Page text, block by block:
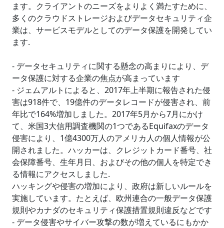
ます。クライアントのニーズをよりよく満たすために、
多くのクラウドストレージおよびデータセキュリティ企
業は、サービスモデルとしてのデータ保護を開発してい
ます.
- データセキュリティに関する懸念の高まりにより、デ
ータ保護に対する企業の焦点が高まっています
- ジェムアルトによると、2017年上半期に報告された侵
害は918件で、19億件のデータレコードが侵害され、前
年比で164%増加しました。2017年5月から7月にかけ
て、米国3大信用調査機関の1つであるEquifaxのデータ
侵害により、1億4300万人のアメリカ人の個人情報が公
開されました。ハッカーは、クレジットカード番号、社
会保障番号、生年月日、およびその他の個人を特定でき
る情報にアクセスしました.
ハッキングや侵害の増加により、政府は新しいルールを
実施しています。たとえば、欧州連合の一般データ保護
規則やカナダのセキュリティ保護措置規則違反などです
- データ侵害やサイバー攻撃の数が増えているにもかか